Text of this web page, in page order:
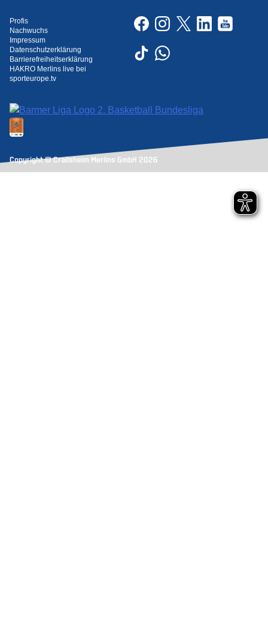
Profis
Nachwuchs
Impressum
Datenschutzerklärung
Barrierefreiheitserklärung
HAKRO Merlins live bei
sporteurope.tv
Copyright © Crailsheim Merlins GmbH 2026